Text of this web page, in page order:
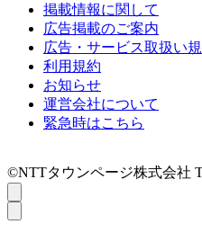
掲載情報に関して
広告掲載のご案内
広告・サービス取扱い
利用規約
お知らせ
運営会社について
緊急時はこちら
©NTTタウンページ株式会社